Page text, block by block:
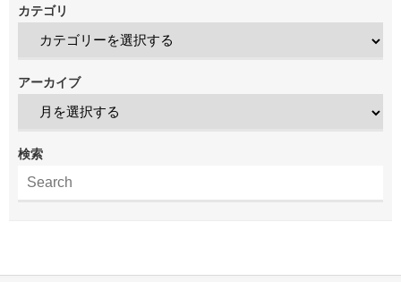
カテゴリ
アーカイブ
検索